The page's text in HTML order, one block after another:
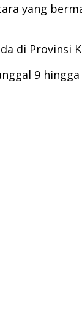
yang
di Provinsi
9 hingga